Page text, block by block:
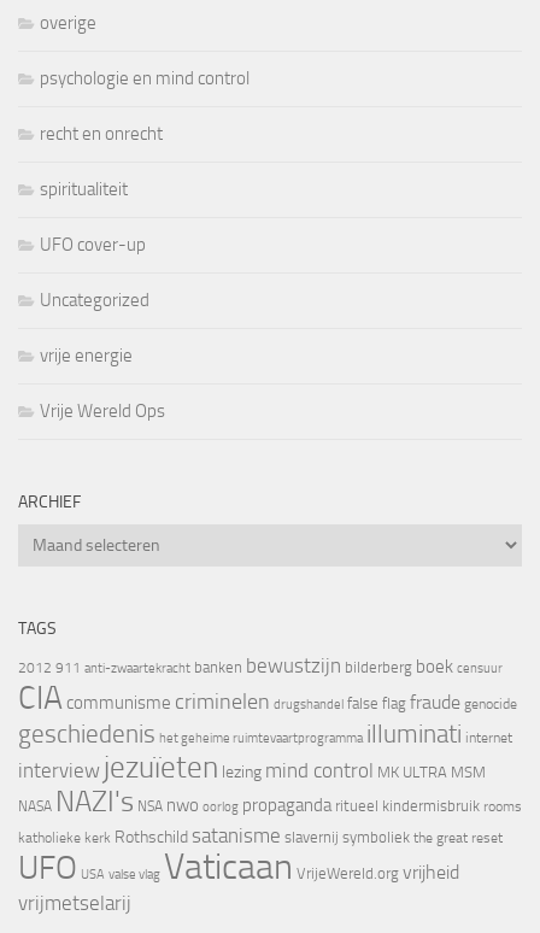
overige
psychologie en mind control
recht en onrecht
spiritualiteit
UFO cover-up
Uncategorized
vrije energie
Vrije Wereld Ops
ARCHIEF
Archief
TAGS
2012 911 anti-zwaartekracht banken bewustzijn bilderberg boek censuur
CIA communisme criminelen drugshandel false flag fraude genocide
geschiedenis het geheime ruimtevaartprogramma illuminati internet
interview jezuïeten lezing mind control MK ULTRA MSM
NASA NAZI's NSA nwo oorlog propaganda ritueel kindermisbruik rooms
katholieke kerk Rothschild satanisme slavernij symboliek the great reset
UFO USA valse vlag Vaticaan VrijeWereld.org vrijheid
vrijmetselarij